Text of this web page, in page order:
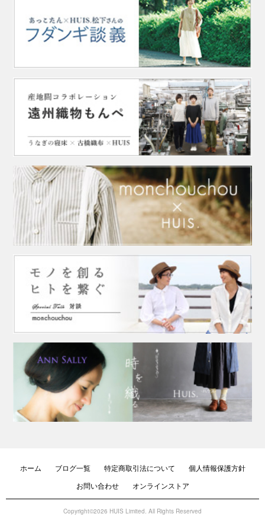
ホーム ブログ一覧 特定商取引法について
個人情報保護方針
お問い合わせ
オンラインストア
Copyright©2026 HUIS Limited. All Rights Reserved